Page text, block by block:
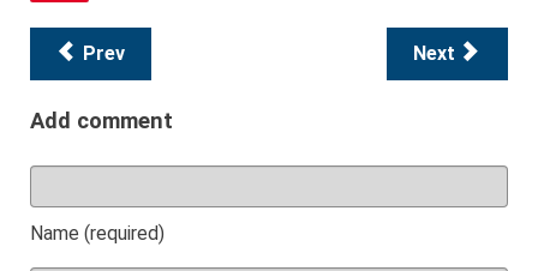
Prev Next
Add comment
Name (required)